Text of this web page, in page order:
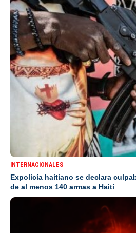
INTERNACIONALES
Expolicía haitiano se declara
de al menos 140 armas a Haití